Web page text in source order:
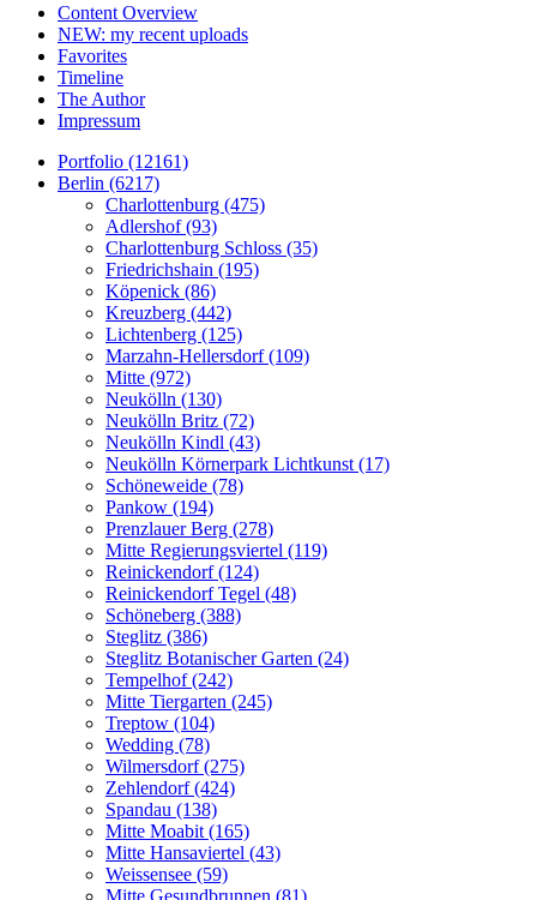
Content Overview
NEW: my recent uploads
Favorites
Timeline
The Author
Impressum
Portfolio (12161)
Berlin (6217)
Charlottenburg (475)
Adlershof (93)
Charlottenburg Schloss (35)
Friedrichshain (195)
Köpenick (86)
Kreuzberg (442)
Lichtenberg (125)
Marzahn-Hellersdorf (109)
Mitte (972)
Neukölln (130)
Neukölln Britz (72)
Neukölln Kindl (43)
Neukölln Körnerpark Lichtkunst (17)
Schöneweide (78)
Pankow (194)
Prenzlauer Berg (278)
Mitte Regierungsviertel (119)
Reinickendorf (124)
Reinickendorf Tegel (48)
Schöneberg (388)
Steglitz (386)
Steglitz Botanischer Garten (24)
Tempelhof (242)
Mitte Tiergarten (245)
Treptow (104)
Wedding (78)
Wilmersdorf (275)
Zehlendorf (424)
Spandau (138)
Mitte Moabit (165)
Mitte Hansaviertel (43)
Weissensee (59)
Mitte Gesundbrunnen (81)